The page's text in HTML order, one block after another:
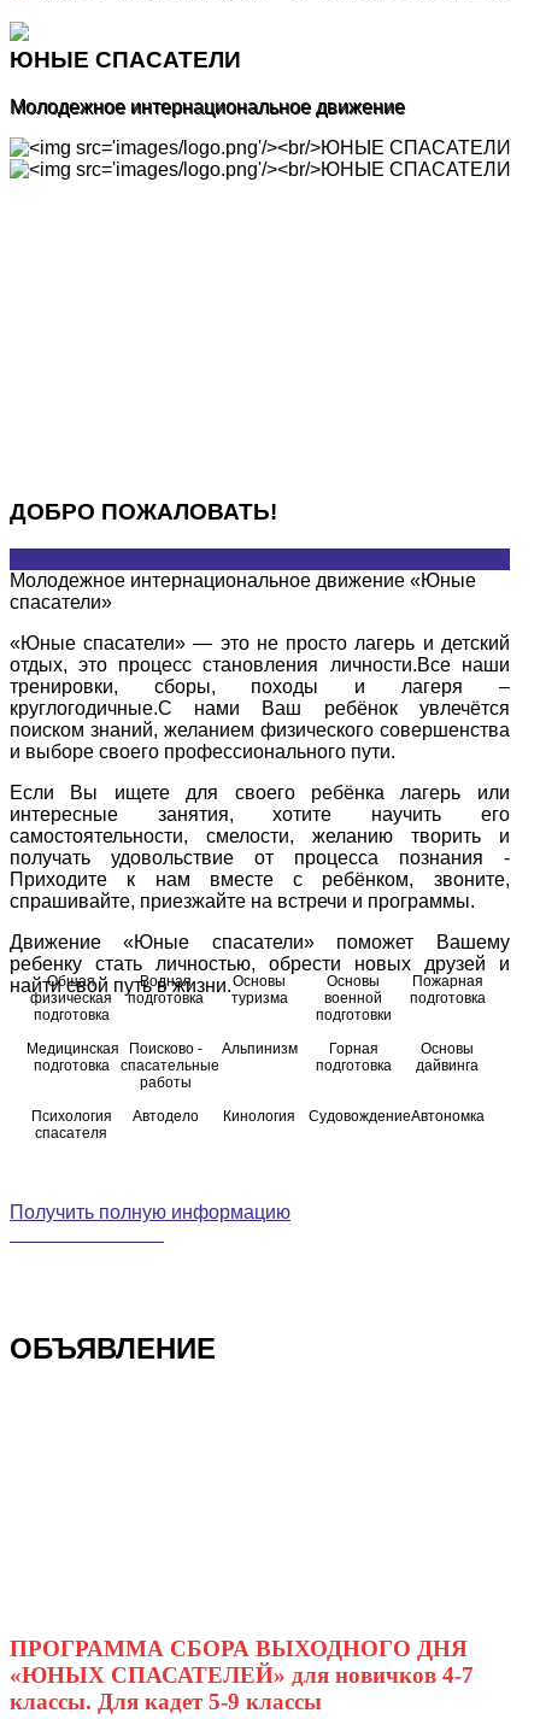
ЮНЫЕ СПАСАТЕЛИ
Молодежное интернациональное движение
ДОБРО ПОЖАЛОВАТЬ!
Молодежное интернациональное движение «Юные
спасатели»
«Юные спасатели» — это не просто лагерь и детский
отдых, это процесс становления личности.Все наши
тренировки, сборы, походы и лагеря –
круглогодичные.С нами Ваш ребёнок увлечётся
поиском знаний, желанием физического совершенства
и выборе своего профессионального пути.
Если Вы ищете для своего ребёнка лагерь или
интересные занятия, хотите научить его
самостоятельности, смелости, желанию творить и
получать удовольствие от процесса познания -
Приходите к нам вместе с ребёнком, звоните,
спрашивайте, приезжайте на встречи и программы.
Движение «Юные спасатели» поможет Вашему
ребенку стать личностью, обрести новых друзей и
найти свой путь в жизни.
Общая
физическая
подготовка
Водная
подготовка
Основы
туризма
Основы
военной
подготовки
Пожарная
подготовка
Медицинская
подготовка
Поисково -
спасательные
работы
Альпинизм
Горная
подготовка
Основы
дайвинга
Психология
спасателя
Автодело Кинология СудовождениеАвтономка
Получить полную информацию
ОБЪЯВЛЕНИЕ
ПРОГРАММА СБОРА ВЫХОДНОГО ДНЯ
«ЮНЫХ СПАСАТЕЛЕЙ» для новичков 4-7
классы. Для кадет 5-9 классы